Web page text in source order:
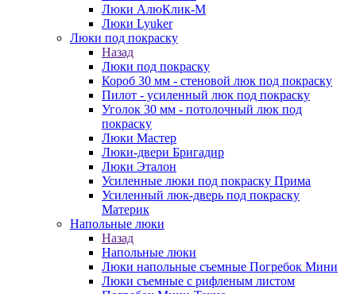
Люки АлюКлик-М
Люки Lyuker
Люки под покраску
Назад
Люки под покраску
Короб 30 мм - стеновой люк под покраску
Пилот - усиленный люк под покраску
Уголок 30 мм - потолочный люк под
покраску
Люки Мастер
Люки-двери Бригадир
Люки Эталон
Усиленные люки под покраску Прима
Усиленный люк-дверь под покраску
Материк
Напольные люки
Назад
Напольные люки
Люки напольные съемные Погребок Мини
Люки съемные с рифленым листом